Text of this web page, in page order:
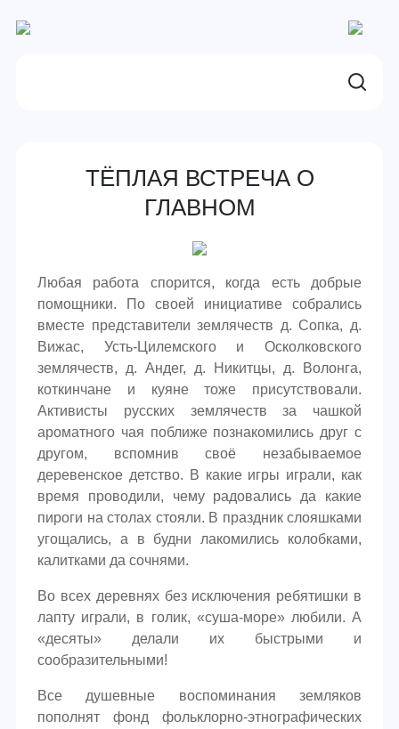
ТЁПЛАЯ ВСТРЕЧА О
ГЛАВНОМ
Любая работа спорится, когда есть добрые
помощники. По своей инициативе собрались
вместе представители землячеств д. Сопка, д.
Вижас, Усть-Цилемского и Осколковского
землячеств, д. Андег, д. Никитцы, д. Волонга,
коткинчане и куяне тоже присутствовали.
Активисты русских землячеств за чашкой
ароматного чая поближе познакомились друг с
другом, вспомнив своё незабываемое
деревенское детство. В какие игры играли, как
время проводили, чему радовались да какие
пироги на столах стояли. В праздник слояшками
угощались, а в будни лакомились колобками,
калитками да сочнями.
Во всех деревнях без исключения ребятишки в
лапту играли, в голик, «суша-море» любили. А
«десяты» делали их быстрыми и
сообразительными!
Все душевные воспоминания земляков
пополнят фонд фольклорно-этнографических